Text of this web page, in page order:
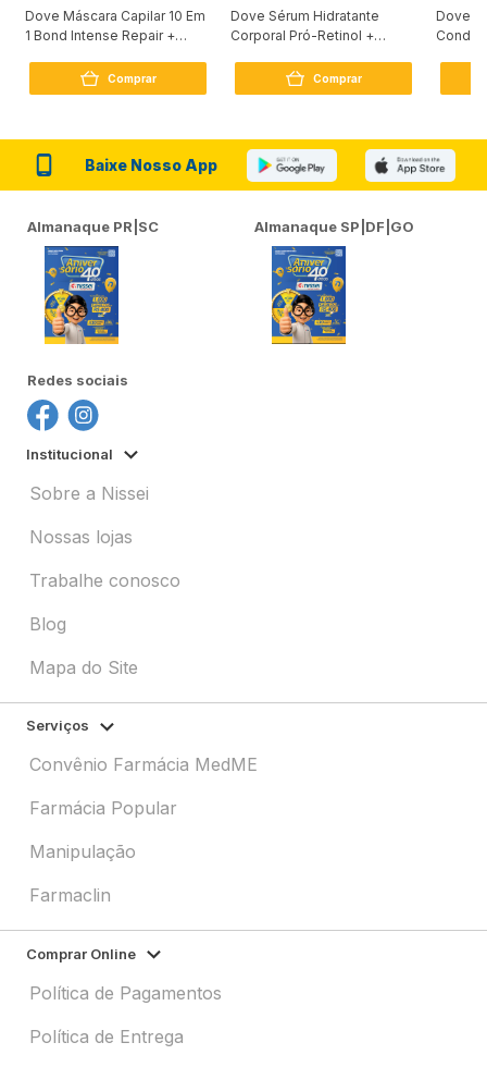
Dove Máscara Capilar 10 Em
1 Bond Intense Repair +
Comprar
Dove Sérum Hidratante
Corporal Pró-Retinol +
Comprar
Dove
Baixe Nosso App
Almanaque PR|SC Almanaque SP|DF|GO
Redes sociais
Institucional
Sobre a Nissei
Nossas lojas
Trabalhe conosco
Blog
Mapa do Site
Serviços
Convênio Farmácia MedME
Farmácia Popular
Manipulação
Farmaclin
Comprar Online
Política de Pagamentos
Política de Entrega